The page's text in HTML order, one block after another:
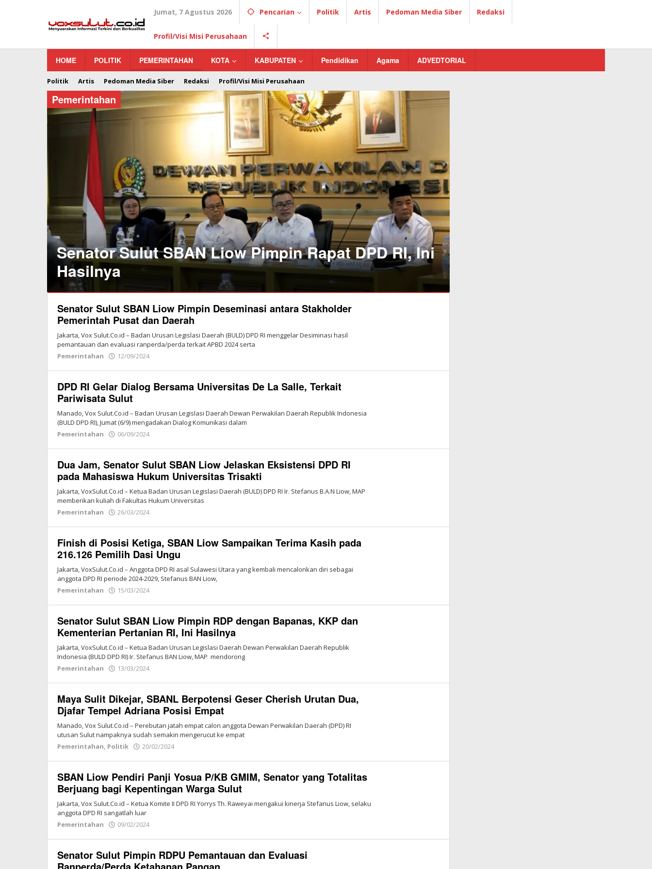
Jumat, 7 Agustus 2026 Pencarian Politik Artis Pedoman Media Siber Redaksi
Profil/Visi Misi Perusahaan
HOME POLITIK PEMERINTAHAN KOTA KABUPATEN Pendidikan Agama ADVEDTORIAL
Politik Artis Pedoman Media Siber Redaksi Profil/Visi Misi Perusahaan
Senator Sulut SBAN Liow Pimpin Rapat DPD RI, Ini
Hasilnya
16/10/2024
oleh
Redaksi
Vox
Sulut
Pemerintahan
Senator Sulut SBAN Liow Pimpin Deseminasi antara Stakholder
Pemerintah Pusat dan Daerah
Jakarta, Vox Sulut.Co.id – Badan Urusan Legislasi Daerah (BULD) DPD RI menggelar Desiminasi hasil
pemantauan dan evaluasi ranperda/perda terkait APBD 2024 serta
Pemerintahan
12/09/2024
Sulut
DPD RI Gelar Dialog Bersama Universitas De La Salle, Terkait
Pariwisata Sulut
Manado, Vox Sulut.Co.id – Badan Urusan Legislasi Daerah Dewan Perwakilan Daerah Republik Indonesia
(BULD DPD RI), Jumat (6/9) mengadakan Dialog Komunikasi dalam
Pemerintahan
06/09/2024
Sulut
Dua Jam, Senator Sulut SBAN Liow Jelaskan Eksistensi DPD RI
pada Mahasiswa Hukum Universitas Trisakti
Jakarta, VoxSulut.Co.id – Ketua Badan Urusan Legislasi Daerah (BULD) DPD RI Ir. Stefanus B.A.N Liow, MAP
memberikan kuliah di Fakultas Hukum Universitas
Pemerintahan
26/03/2024
Sulut
Finish di Posisi Ketiga, SBAN Liow Sampaikan Terima Kasih pada
216.126 Pemilih Dasi Ungu
Jakarta, VoxSulut.Co.id – Anggota DPD RI asal Sulawesi Utara yang kembali mencalonkan diri sebagai
anggota DPD RI periode 2024-2029, Stefanus BAN Liow,
Pemerintahan
15/03/2024
Sulut
Senator Sulut SBAN Liow Pimpin RDP dengan Bapanas, KKP dan
Kementerian Pertanian RI, Ini Hasilnya
Jakarta, VoxSulut.Co.id – Ketua Badan Urusan Legislasi Daerah Dewan Perwakilan Daerah Republik
Indonesia (BULD DPD RI) Ir. Stefanus BAN Liow, MAP mendorong
Pemerintahan
13/03/2024
Sulut
Maya Sulit Dikejar, SBANL Berpotensi Geser Cherish Urutan Dua,
Djafar Tempel Adriana Posisi Empat
Manado, Vox Sulut.Co.id – Perebutan jatah empat calon anggota Dewan Perwakilan Daerah (DPD) RI
utusan Sulut nampaknya sudah semakin mengerucut ke empat
Pemerintahan, Politik 20/02/2024
Sulut
SBAN Liow Pendiri Panji Yosua P/KB GMIM, Senator yang Totalitas
Berjuang bagi Kepentingan Warga Sulut
Jakarta, Vox Sulut.Co.id – Ketua Komite II DPD RI Yorrys Th. Raweyai mengakui kinerja Stefanus Liow, selaku
anggota DPD RI sangatlah luar
Pemerintahan
09/02/2024
Sulut
Senator Sulut Pimpin RDPU Pemantauan dan Evaluasi